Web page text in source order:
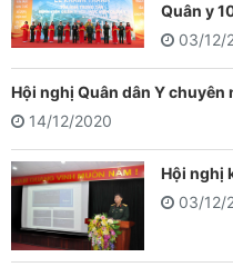
Quân y
03/12/
Hội nghị Quân dân Y
14/12/2020
Hội nghị
03/12/